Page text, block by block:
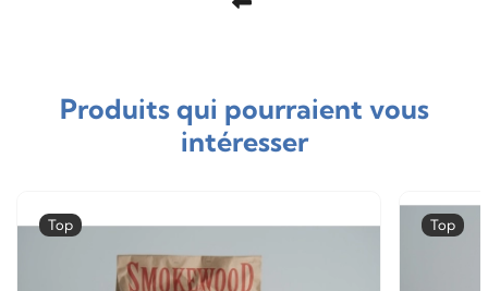
Produits qui pourraient vous
intéresser
Top Top